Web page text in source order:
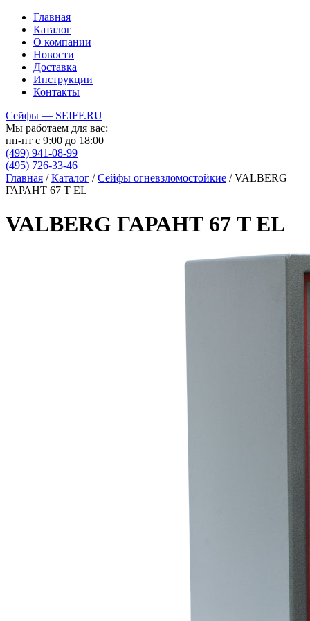
Главная
Каталог
О компании
Новости
Доставка
Инструкции
Контакты
Сейфы — SEIFF.RU
Мы работаем для вас:
пн-пт с 9:00 до 18:00
(499) 941-08-99
(495) 726-33-46
Главная / Каталог / Сейфы огневзломостойкие / VALBERG
ГАРАНТ 67 T EL
VALBERG ГАРАНТ 67 T EL